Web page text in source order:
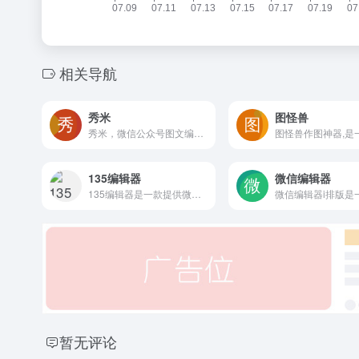
相关导航
秀米 图怪兽
135编辑器 微信编辑器
暂无评论